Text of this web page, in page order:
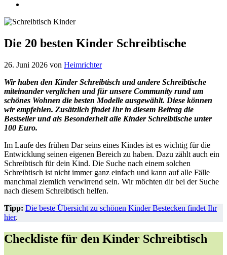
Die 20 besten Kinder Schreibtische
26. Juni 2026 von Heimrichter
Wir haben den Kinder Schreibtisch und andere Schreibtische
miteinander verglichen und für unsere Community rund um
schönes Wohnen die besten Modelle ausgewählt. Diese können
wir empfehlen. Zusätzlich findet Ihr in diesem Beitrag die
Bestseller und als Besonderheit alle Kinder Schreibtische unter
100 Euro.
Im Laufe des frühen Dar seins eines Kindes ist es wichtig für die
Entwicklung seinen eigenen Bereich zu haben. Dazu zählt auch ein
Schreibtisch für dein Kind. Die Suche nach einem solchen
Schreibtisch ist nicht immer ganz einfach und kann auf alle Fälle
manchmal ziemlich verwirrend sein. Wir möchten dir bei der Suche
nach diesem Schreibtisch helfen.
Tipp: Die beste Übersicht zu schönen Kinder Bestecken findet Ihr
hier.
Checkliste für den Kinder Schreibtisch